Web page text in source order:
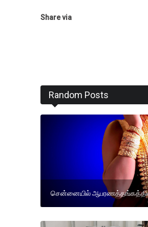
Share via
Random Posts
சென்னையில்